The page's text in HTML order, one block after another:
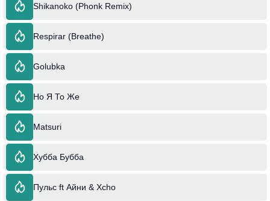
Shikanoko (Phonk Remix)
Respirar (Breathe)
Golubka
Но Я То Же
Matsuri
Хубба Бубба
Пульс ft Айни & Xcho